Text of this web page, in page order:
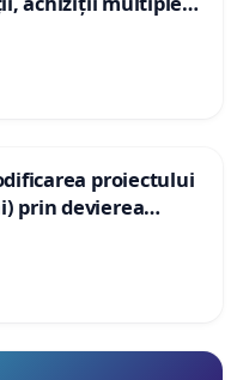
nevoia de
acumulare,
proiectului
prin devierea